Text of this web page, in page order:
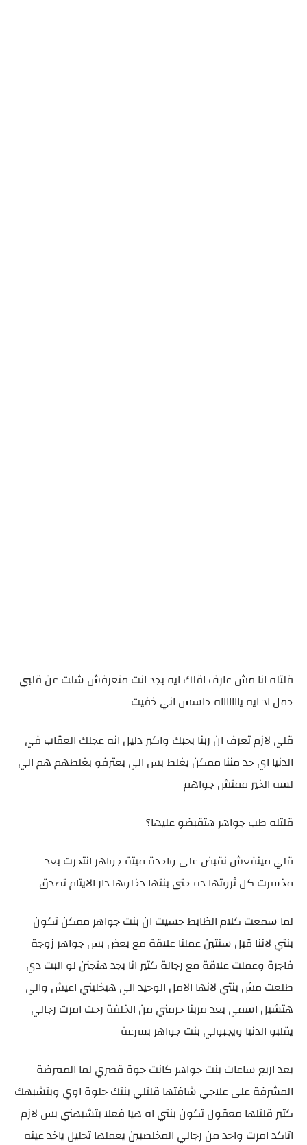
قلتله انا مش عارف اقلك ايه بجد انت متعرفش شلت عن قلبي
حمل اد ايه ياااااااه حاسس اني خفيت
قلي لازم تعرف ان ربنا بحبك واكبر دليل انه عجلك العقاب في
الدنيا اي حد مننا ممكن يغلط بس الي بعترفو بغلطهم هم الي
لسه الخير ممتش جواهم
قلتله طب جواهر هتقبضو عليها؟
قلي مينفعش نقبض على واحدة ميتة جواهر انتحرت بعد
مخسرت كل ثروتها ده حتى بنتها دخلوها دار الايتام تصدق
لما سمعت كلام الظابط حسيت ان بنت جواهر ممكن تكون
بنتي لاننا قبل سنتين عملنا علاقة مع بعض بس جواهر زوجة
فاجرة وعملت علاقة مع رجالة كتير انا بجد هتجنن لو البت دي
طلعت مش بنتي لانها الامل الوحيد الي هيخليني اعيش والي
هتشيل اسمي بعد مربنا حرمني من الخلفة رحت امرت رجالي
يقلبو الدنيا ويجبولي بنت جواهر بسرعة
بعد اربع ساعات بنت جواهر كانت جوة قصري لما الممرضة
المشرفة على علاجي شافتها قلتلي بنتك حلوة اوي وبتشبهك
كتير قلتلها معقول تكون بنتي اه هيا فعلا بتشبهني بس لازم
اتاكد امرت واحد من رجالي المخلصبين يعملها تحليل ياخد عينه